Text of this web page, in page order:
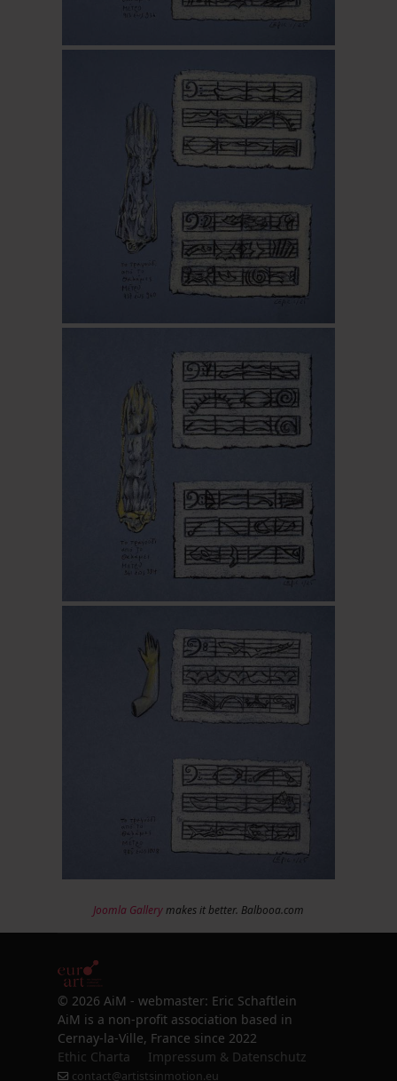
Joomla Gallerymakes it better. Balbooa.com
© 2026 AiM - webmaster: Eric Schaftlein
AiM is a non-profit association based in
Cernay-la-Ville, France since 2022
Ethic Charta
Impressum & Datenschutz
contact@artistsinmotion.eu